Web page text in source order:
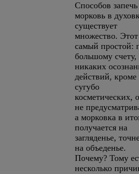
Способов запечь
морковь в
существует
множество.
самый простой:
большому счету,
никаких
действий, кроме
сугубо
косметических,
не
а морковка в
получается на
загляденье,
на объеденье.
Почему? Тому
несколько